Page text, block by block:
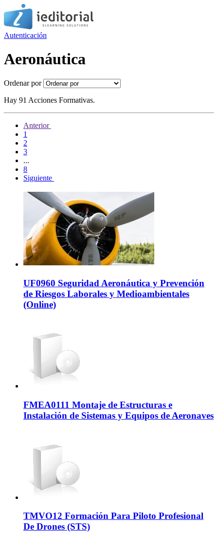
Autenticación
Aeronáutica
Ordenar por
Hay 91 Acciones Formativas.
Anterior
1
2
3
...
8
Siguiente
UF0960 Seguridad Aeronáutica y Prevención
de Riesgos Laborales y Medioambientales
(Online)
FMEA0111 Montaje de Estructuras e
Instalación de Sistemas y Equipos de Aeronaves
TMVO12 Formación Para Piloto Profesional
De Drones (STS)